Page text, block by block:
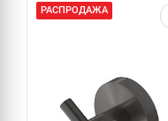
РАСПРОДАЖА